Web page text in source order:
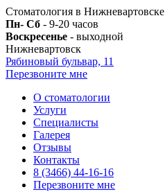
Стоматология в Нижневартовске
Пн- Сб - 9-20 часов
Воскресенье - выходной
Нижневартовск
Рябиновый бульвар, 11
Перезвоните мне
О стоматологии
Услуги
Специалисты
Галерея
Отзывы
Контакты
8 (3466) 44-16-16
Перезвоните мне